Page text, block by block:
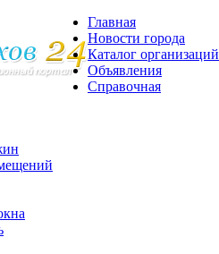
Главная
Новости города
Каталог организаций
Объявления
Справочная